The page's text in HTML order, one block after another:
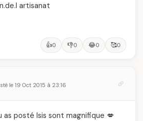
artisanat
👍0 👎0 😂0 🥰0
le 19 Oct 2015 à 23:16
as posté Isis sont magnifique 💋